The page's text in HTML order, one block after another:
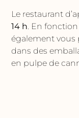
Le restaurant
14 h. En
également vous
dans des
en pulpe de